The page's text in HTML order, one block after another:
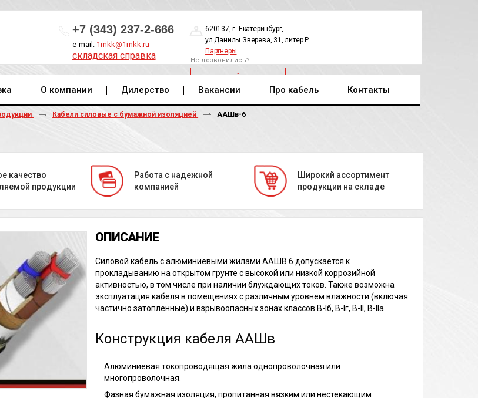
+7 (343) 237-2-666
e-mail: 1mkk@1mkk.ru
складская справка
620137, г. Екатеринбург,
ул.Данилы Зверева, 31, литер Р
Партнеры
Не дозвонились?
ОБРАТНЫЙ ЗВОНОК
О компании Дилерство Вакансии Про кабель Контакты
Кабели силовые с бумажной изоляцией ААШв-6
качество
продукции
Работа с надежной
компанией
Широкий ассортимент
продукции на складе
Силовой кабель с алюминиевыми жилами ААШВ 6 допускается к
прокладыванию на открытом грунте с высокой или низкой коррозийной
активностью, в том числе при наличии блуждающих токов. Также возможна
эксплуатация кабеля в помещениях с различным уровнем влажности (включая
частично затопленные) и взрывоопасных зонах классов В-Iб, В-Iг, В-II, В-IIа.
Конструкция кабеля ААШв
Алюминиевая токопроводящая жила однопроволочная или
многопроволочная.
Фазная бумажная изоляция, пропитанная вязким или нестекающим